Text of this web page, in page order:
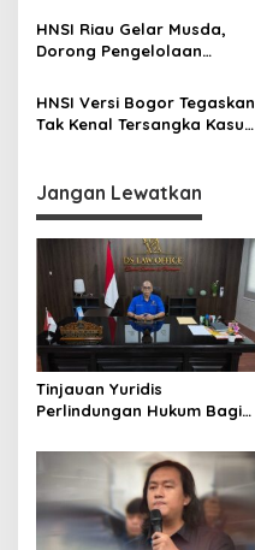
s
Laut dan Nasib Nelayan
HNSI Riau Gelar Musda,
Dorong Pengelolaan
Berkelanjutan
HNSI Versi Bogor Tegaskan
Tak Kenal Tersangka Kasus
Jangan Lewatkan
Tinjauan Yuridis
Perlindungan Hukum Bagi
MBG